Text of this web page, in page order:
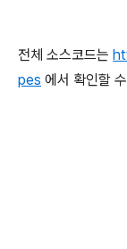
전체 소스코드는
pes 에서 확인할